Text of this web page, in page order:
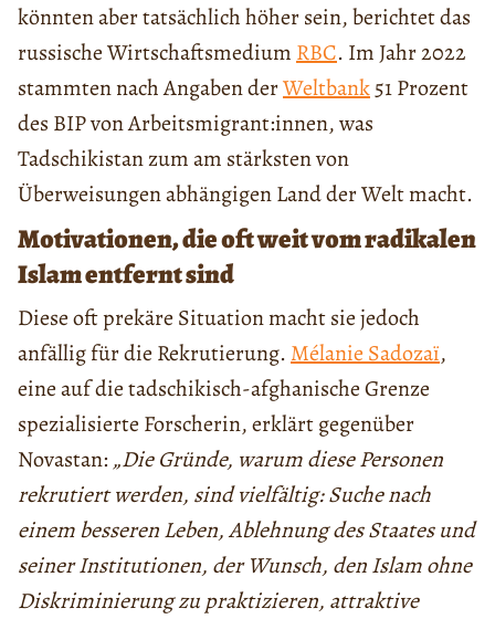
könnten aber tatsächlich höher sein, berichtet das
russische Wirtschaftsmedium RBC. Im Jahr 2022
stammten nach Angaben derWeltbank51 Prozent
des BIP von Arbeitsmigrant:innen, was
Tadschikistan zum am stärksten von
Überweisungen abhängigen Land der Welt macht.
Motivationen, die oft weit vom radikalen
Islam entfernt sind
Diese oft prekäre Situation macht sie jedoch
anfällig für die Rekrutierung. Mélanie Sadozaï,
eine auf die tadschikisch-afghanische Grenze
spezialisierte Forscherin, erklärt gegenüber
Novastan: „Die Gründe, warum diese Personen
rekrutiert werden, sind vielfältig: Suche nach
einem besseren Leben, Ablehnung des Staates und
seiner Institutionen, der Wunsch, den Islam ohne
Diskriminierung zu praktizieren, attraktive